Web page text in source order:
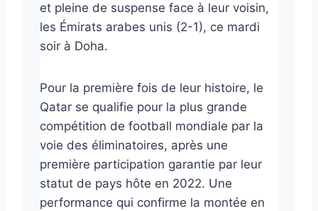
et pleine de suspense face à leur voisin,
les Émirats arabes unis (2-1), ce mardi
soir à Doha.
Pour la première fois de leur histoire, le
Qatar se qualifie pour la plus grande
compétition de football mondiale par la
voie des éliminatoires, après une
première participation garantie par leur
statut de pays hôte en 2022. Une
performance qui confirme la montée en